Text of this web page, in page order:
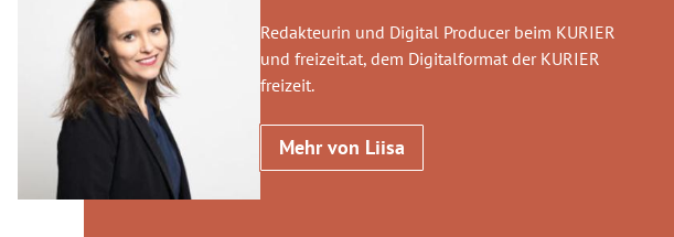
Redakteurin und Digital Producer beim KURIER
und freizeit.at, dem Digitalformat der KURIER
freizeit.
Mehr von Liisa